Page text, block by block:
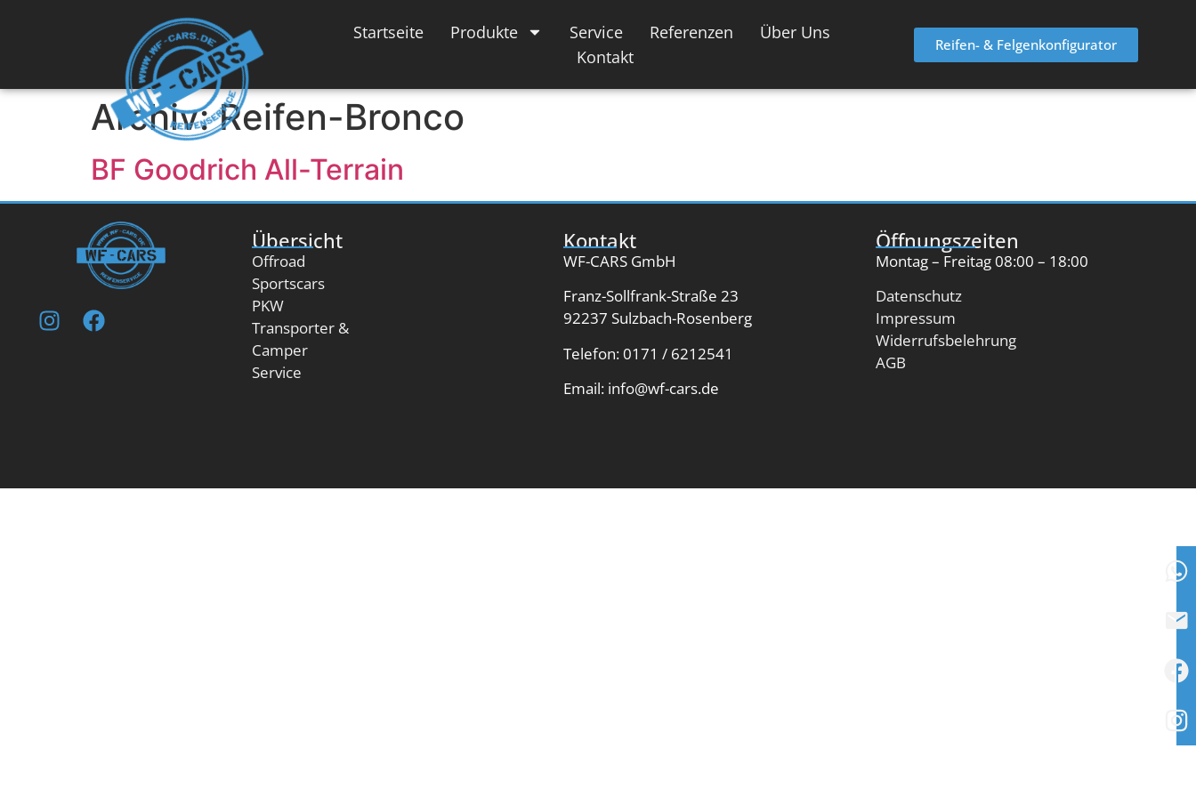
Startseite Produkte Service Referenzen
Über Uns
Kontakt
Reifen- & Felgenkonfigurator
Archiv:Reifen-Bronco
BF Goodrich All-Terrain
Übersicht
Offroad
Sportscars
PKW
Transporter &
Camper
Service
Kontakt
WF-CARS GmbH
Franz-Sollfrank-Straße 23
92237 Sulzbach-Rosenberg
Telefon: 0171 / 6212541
Email: info@wf-cars.de
Öffnungszeiten
Montag – Freitag 08:00 – 18:00
Datenschutz
Impressum
Widerrufsbelehrung
AGB